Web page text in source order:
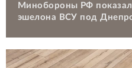
Минобороны РФ
эшелона ВСУ под